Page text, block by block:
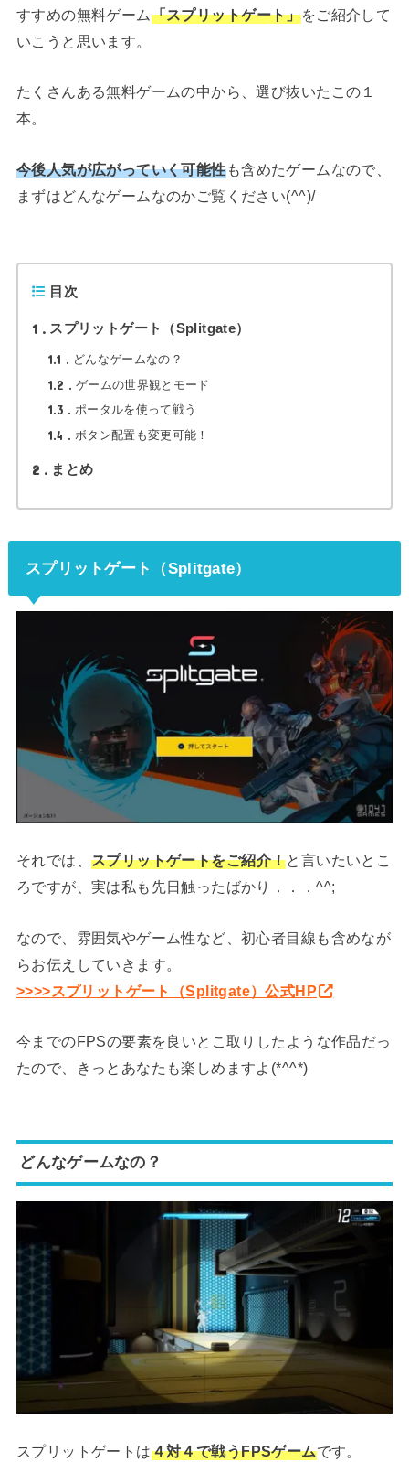
すすめの無料ゲーム「スプリットゲート」をご紹介して
いこうと思います。
たくさんある無料ゲームの中から、選び抜いたこの１
本。
今後人気が広がっていく可能性も含めたゲームなので、
まずはどんなゲームなのかご覧ください(^^)/
目次
1 スプリットゲート（Splitgate）
1.1 どんなゲームなの？
1.2 ゲームの世界観とモード
1.3 ポータルを使って戦う
1.4 ボタン配置も変更可能！
2 まとめ
スプリットゲート（Splitgate）
それでは、 スプリットゲートをご紹介！と言いたいとこ
ろですが、実は私も先日触ったばかり．．．^^;
なので、雰囲気やゲーム性など、初心者目線も含めなが
らお伝えしていきます。
>>>>スプリットゲート（Splitgate）公式HP
今までのFPSの要素を良いとこ取りしたような作品だっ
たので、きっとあなたも楽しめますよ(*^^*)
どんなゲームなの？
スプリットゲートは４対４で戦うFPSゲームです。